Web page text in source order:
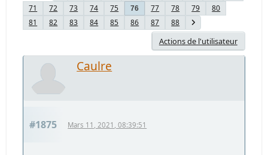
71
72 73 74 75 76 77 78 79
80
81
82 83 84 85 86 87 88
Actions de l'utilisateur
Caulre
#1875 Mars 11, 2021, 08:39:51